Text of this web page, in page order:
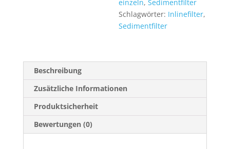
einzeln,Sedimentfilter
Schlagwörter: Inlinefilter,
Sedimentfilter
Beschreibung
Zusätzliche Informationen
Produktsicherheit
Bewertungen (0)